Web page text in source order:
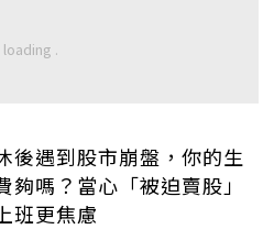
後遇到股市崩盤，你的生
夠嗎？當心「被迫賣股」
班更焦慮